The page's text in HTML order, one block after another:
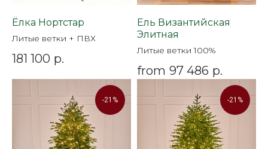
Ёлка Нортстар
Литые ветки + ПВХ
181 100 р.
Ель Византийская
Элитная
Литые ветки 100%
from 97 486 р.
-21% -21%